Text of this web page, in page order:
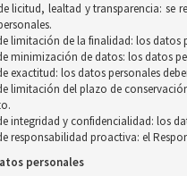
licitud, lealtad y transparencia: se
limitación de la finalidad: los datos
minimización de datos: los datos
exactitud: los datos personales
limitación del plazo de
integridad y confidencialidad: los
responsabilidad proactiva: el
personales